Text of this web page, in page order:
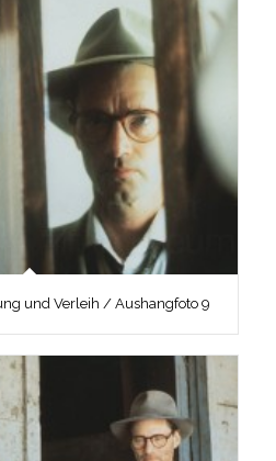
und Verleih / Aushangfoto 9